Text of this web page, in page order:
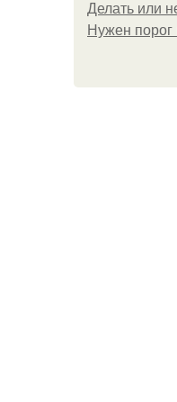
Делать или
Нужен порог